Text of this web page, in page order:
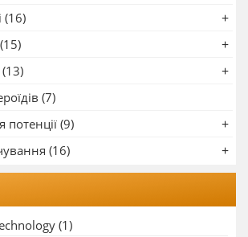
(16)
(13)
(7)
(9)
(16)
(1)